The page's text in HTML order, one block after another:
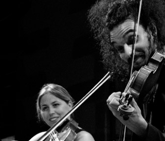
de Musique Classique de